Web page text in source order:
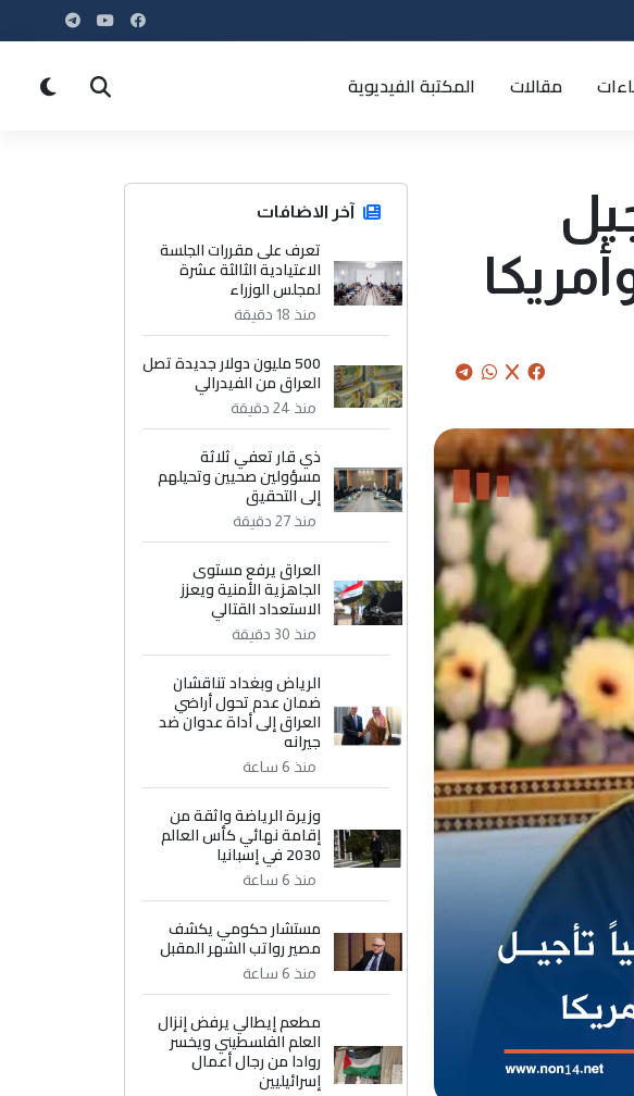
مقالات المكتبة الفيديوية
آخر الاضافات
تعرف على مقررات الجلسة
الاعتيادية الثالثة عشرة
لمجلس الوزراء
منذ 18 دقيقة
500 مليون دولار جديدة تصل
العراق من الفيدرالي
منذ 24 دقيقة
ذي قار تعفي ثلاثة
مسؤولين صحيين وتحيلهم
إلى التحقيق
منذ 27 دقيقة
العراق يرفع مستوى
الجاهزية الأمنية ويعزز
الاستعداد القتالي
منذ 30 دقيقة
الرياض وبغداد تناقشان
ضمان عدم تحول أراضي
العراق إلى أداة عدوان ضد
جيرانه
منذ 6 ساعة
وزيرة الرياضة واثقة من
إقامة نهائي كأس العالم
2030 في إسبانيا
منذ 6 ساعة
مستشار حكومي يكشف
مصير رواتب الشهر المقبل
منذ 6 ساعة
مطعم إيطالي يرفض إنزال
العلم الفلسطيني ويخسر
روادا من رجال أعمال
إسرائيليين